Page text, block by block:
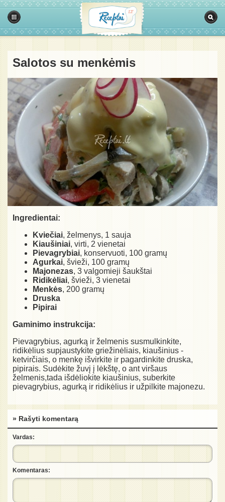
Salotos su menkėmis
Ingredientai:
Kviečiai, želmenys, 1 sauja
Kiaušiniai, virti, 2 vienetai
Pievagrybiai, konservuoti, 100 gramų
Agurkai, švieži, 100 gramų
Majonezas, 3 valgomieji šaukštai
Ridikėliai, švieži, 3 vienetai
Menkės, 200 gramų
Druska
Pipirai
Gaminimo instrukcija:
Pievagrybius, agurką ir želmenis susmulkinkite,
ridikėlius supjaustykite griežinėliais, kiaušinius -
ketvirčiais, o menkę išvirkite ir pagardinkite druska,
pipirais. Sudėkite žuvį į lėkštę, o ant viršaus
želmenis,tada išdėliokite kiaušinius, suberkite
pievagrybius, agurką ir ridikėlius ir užpilkite majonezu.
» Rašyti komentarą
Vardas:
Komentaras: